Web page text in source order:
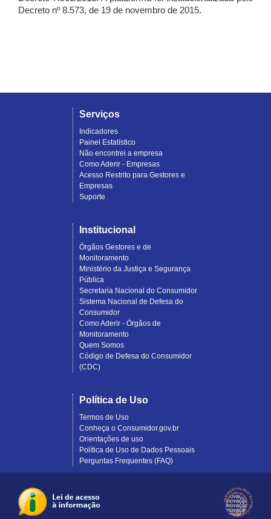
Decreto nº 8.573, de 19 de novembro de 2015.
Serviços
Indicadores
Painel Estatístico
Não encontrei a empresa
Como Aderir - Empresas
Acesso Restrito para Gestores e
Empresas
Suporte
Institucional
Órgãos Gestores e de
Monitoramento
Ministério da Justiça e Segurança
Pública
Secretaria Nacional do Consumidor
Sistema Nacional de Defesa do
Consumidor
Como Aderir - Órgãos de
Monitoramento
Quem Somos
Código de Defesa do Consumidor
(CDC)
Política de Uso
Termos de Uso
Conheça o Consumidor.gov.br
Orientações de uso
Política de Uso de Dados Pessoais
Perguntas Frequentes (FAQ)